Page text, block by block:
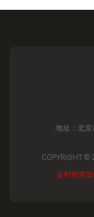
地址：北
COPYRIGHT ©
众时世商